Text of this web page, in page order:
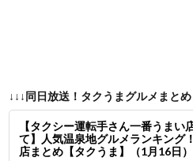
↓↓↓同日放送！タクうまグルメまとめ
【タクシー運転手さん一番うまい
て】人気温泉地グルメランキング
店まとめ【タクうま】（1月16日）